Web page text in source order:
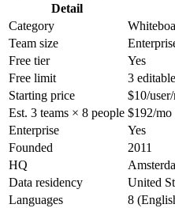
Detail
Category
Team size
Free tier
Yes
Free limit
3
Starting price
$10/
Est. 3 teams × 8 people $192/
Enterprise
Yes
Founded
2011
HQ
Data residency
United
Languages
8